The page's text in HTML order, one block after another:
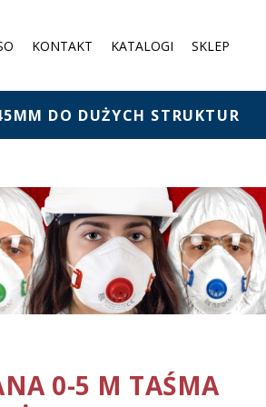
KONTAKT KATALOGI SKLEP
DO DUŻYCH STRUKTUR
0-5 M TAŚMA